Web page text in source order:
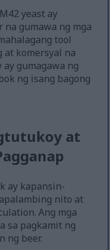
yeast ay
na gumawa ng mga
tool
at komersyal na
gumagawa ng
ng isang bagong
at
ay kapansin-
nito at
Ang mga
sa pagkamit ng
ng beer.